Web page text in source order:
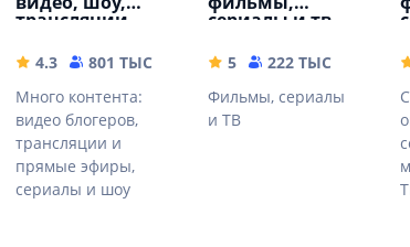
77.21 MB
трансляции
4.3 801 ТЫС
42.88 MB
Много контента:
видео блогеров,
трансляции и
прямые эфиры,
сериалы и шоу
сериалы и тв
5 222 ТЫС
Фильмы, сериалы
и ТВ